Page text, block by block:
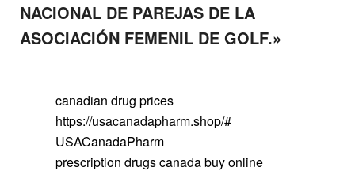
NACIONAL DE PAREJAS DE LA
ASOCIACIÓN FEMENIL DE GOLF.»
canadian drug prices
https://usacanadapharm.shop/#
USACanadaPharm
prescription drugs canada buy online